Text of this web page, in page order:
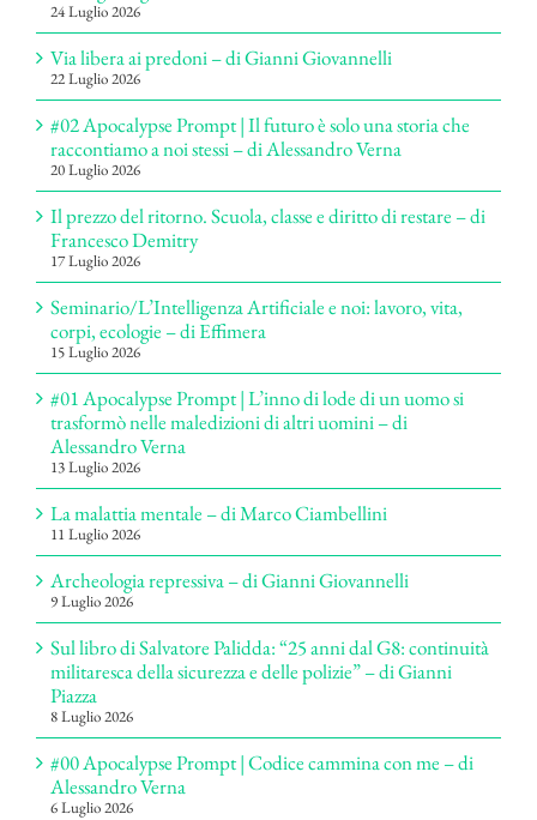
24 Luglio 2026
Via libera ai predoni – di Gianni Giovannelli
22 Luglio 2026
#02 Apocalypse Prompt | Il futuro è solo una storia che
raccontiamo a noi stessi – di Alessandro Verna
20 Luglio 2026
Il prezzo del ritorno. Scuola, classe e diritto di restare – di
Francesco Demitry
17 Luglio 2026
Seminario/L’Intelligenza Artificiale e noi: lavoro, vita,
corpi, ecologie – di Effimera
15 Luglio 2026
#01 Apocalypse Prompt | L’inno di lode di un uomo si
trasformò nelle maledizioni di altri uomini – di
Alessandro Verna
13 Luglio 2026
La malattia mentale – di Marco Ciambellini
11 Luglio 2026
Archeologia repressiva – di Gianni Giovannelli
9 Luglio 2026
Sul libro di Salvatore Palidda: “25 anni dal G8: continuità
militaresca della sicurezza e delle polizie” – di Gianni
Piazza
8 Luglio 2026
#00 Apocalypse Prompt | Codice cammina con me – di
Alessandro Verna
6 Luglio 2026